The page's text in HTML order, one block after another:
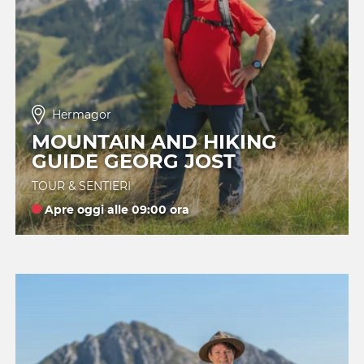
Hermagor
MOUNTAIN AND HIKING
GUIDE GEORG JOST
TOUR & SENTIERI
Apre oggi alle 09:00 ora